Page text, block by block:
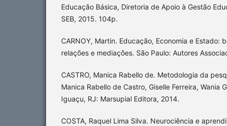
Educação Básica, Diretoria de Apoio à Gestão
SEB, 2015. 104p.
CARNOY, Martin. Educação, Economia e Estado:
relações e mediações. São Paulo: Autores
CASTRO, Manica Rabello de. Metodologia da
Manica Rabello de Castro, Giselle Ferreira, Wania
Iguaçu, RJ: Marsupial Editora, 2014.
COSTA, Raquel Lima Silva. Neurociência e